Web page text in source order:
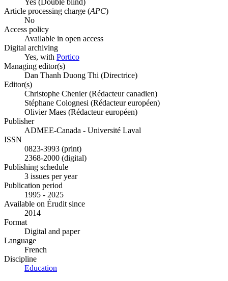
Yes (Double blind)
Article processing charge (APC)
No
Access policy
Available in open access
Digital archiving
Yes, with Portico
Managing editor(s)
Dan Thanh Duong Thi (Directrice)
Editor(s)
Christophe Chenier (Rédacteur canadien)
Stéphane Colognesi (Rédacteur européen)
Olivier Maes (Rédacteur européen)
Publisher
ADMEE-Canada - Université Laval
ISSN
0823-3993 (print)
2368-2000 (digital)
Publishing schedule
3 issues per year
Publication period
1995 - 2025
Available on Érudit since
2014
Format
Digital and paper
Language
French
Discipline
Education